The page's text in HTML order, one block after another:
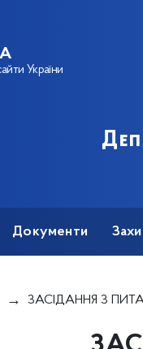
України
Документи
ЗАСІДАННЯ З ПИТАНЬ